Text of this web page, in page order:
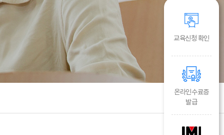
교육신청 확인
온라인수료증
발급